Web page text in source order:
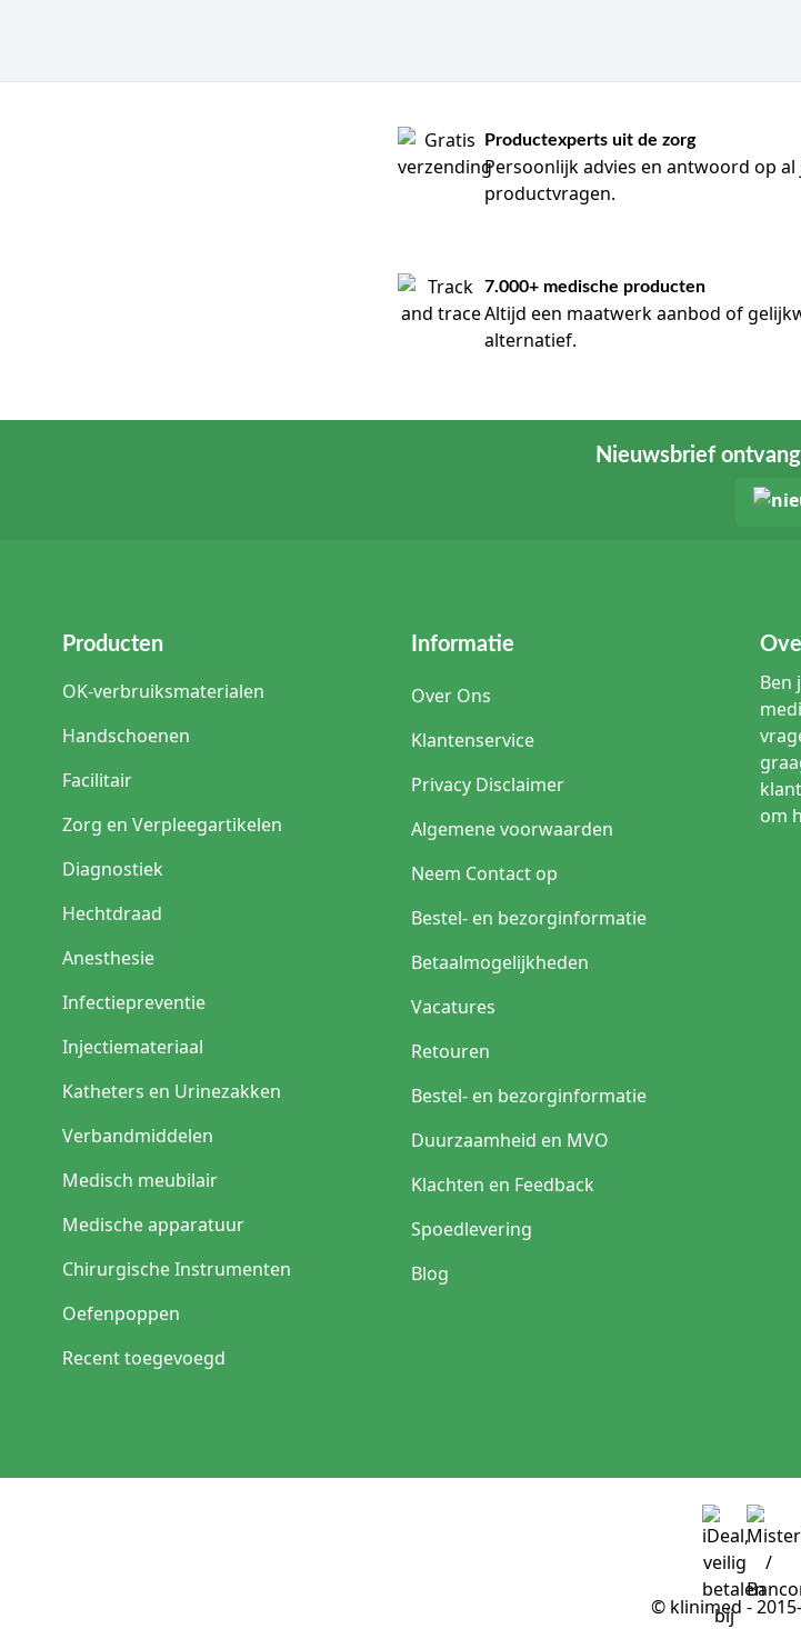
Productexperts uit de zorg
Persoonlijk advies en antwoord op
productvragen.
7.000+ medische producten
Altijd een maatwerk aanbod of
alternatief.
Nieuwsbrief
Producten
OK-verbruiksmaterialen
Handschoenen
Facilitair
Zorg en Verpleegartikelen
Diagnostiek
Hechtdraad
Anesthesie
Infectiepreventie
Injectiemateriaal
Katheters en Urinezakken
Verbandmiddelen
Medisch meubilair
Medische apparatuur
Chirurgische Instrumenten
Oefenpoppen
Recent toegevoegd
Informatie
Over Ons
Klantenservice
Privacy Disclaimer
Algemene voorwaarden
Neem Contact op
Bestel- en bezorginformatie
Betaalmogelijkheden
Vacatures
Retouren
Bestel- en bezorginformatie
Duurzaamheid en MVO
Klachten en Feedback
Spoedlevering
Blog
Ben
om
© klinimed -